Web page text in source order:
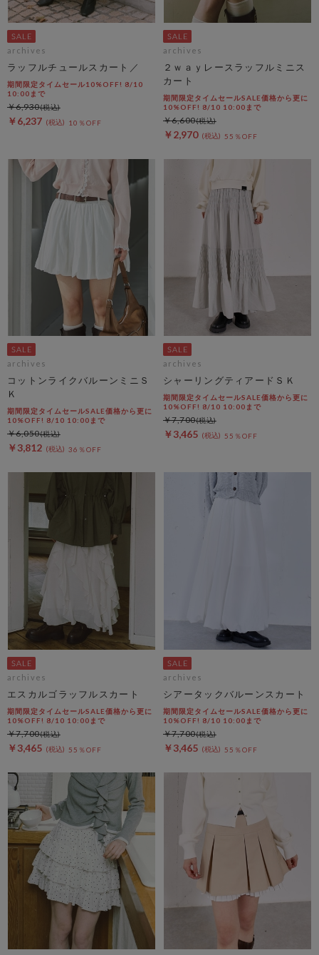
archives
ラッフルチュールスカート／
期間限定タイムセール10%OFF! 8/10
10:00まで
￥6,237 10％OFF
￥6,930
archives
２ｗａｙレースラッフルミニス
カート
期間限定タイムセールSALE価格から更に
10%OFF! 8/10 10:00まで
￥2,970 55％OFF
￥6,600
archives
コットンライクバルーンミニＳ
Ｋ
期間限定タイムセールSALE価格から更に
10%OFF! 8/10 10:00まで
￥3,812 36％OFF
￥6,050
archives
シャーリングティアードＳＫ
期間限定タイムセールSALE価格から更に
10%OFF! 8/10 10:00まで
￥3,465 55％OFF
￥7,700
archives
エスカルゴラッフルスカート
期間限定タイムセールSALE価格から更に
10%OFF! 8/10 10:00まで
￥3,465 55％OFF
￥7,700
archives
シアータックバルーンスカート
期間限定タイムセールSALE価格から更に
10%OFF! 8/10 10:00まで
￥3,465 55％OFF
￥7,700